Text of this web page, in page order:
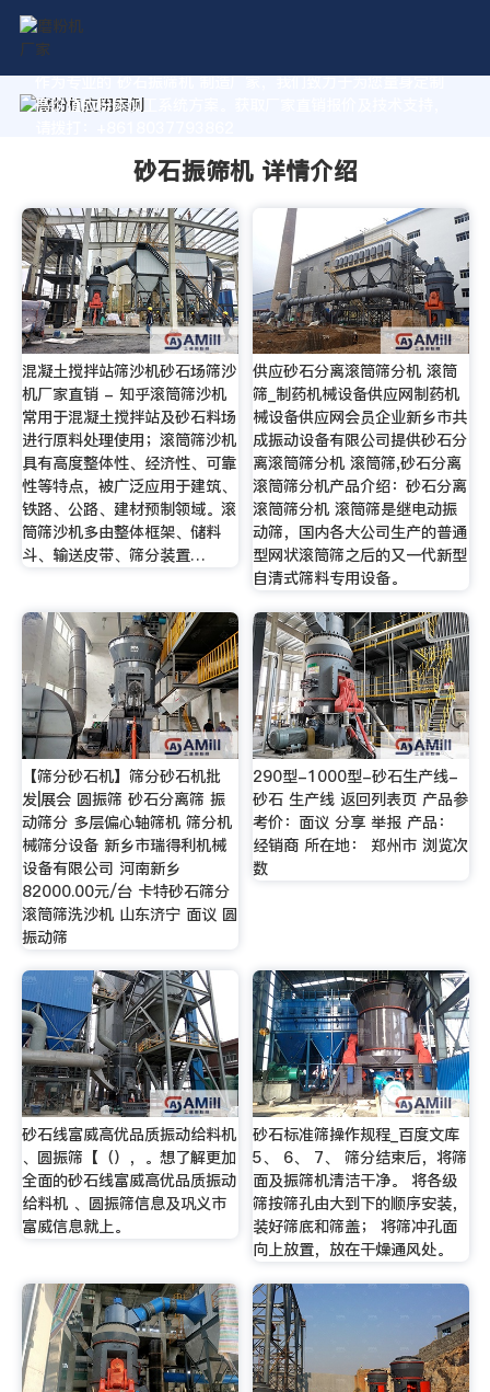
作为专业的 砂石振筛机 制造厂家，我们致力于为您量身定制
高价值的粉体加工系统方案。获取厂家直销报价及技术支持，
砂石振筛机 详情介绍
混凝土搅拌站筛沙机砂石场筛沙
机厂家直销 - 知乎滚筒筛沙机
常用于混凝土搅拌站及砂石料场
进行原料处理使用；滚筒筛沙机
具有高度整体性、经济性、可靠
性等特点，被广泛应用于建筑、
铁路、公路、建材预制领域。滚
筒筛沙机多由整体框架、储料
斗、输送皮带、筛分装置…
供应砂石分离滚筒筛分机 滚筒
筛_制药机械设备供应网制药机
械设备供应网会员企业新乡市共
成振动设备有限公司提供砂石分
离滚筒筛分机 滚筒筛,砂石分离
滚筒筛分机产品介绍：砂石分离
滚筒筛分机 滚筒筛是继电动振
动筛，国内各大公司生产的普通
型网状滚筒筛之后的又一代新型
自清式筛料专用设备 。
【筛分砂石机】筛分砂石机批
发|展会 圆振筛 砂石分离筛 振
动筛分 多层偏心轴筛机 筛分机
械筛分设备 新乡市瑞得利机械
设备有限公司 河南新乡
82000.00元/台 卡特砂石筛分
滚筒筛洗沙机 山东济宁 面议 圆
振动筛
290型-1000型-砂石生产线-
砂石 生产线 返回列表页 产品参
考价：面议 分享 举报 产品：
经销商 所在地： 郑州市 浏览次
数
砂石线富威高优品质振动给料机
、圆振筛【（），。想了解更加
全面的砂石线富威高优品质振动
给料机 、圆振筛信息及巩义市
富威信息就上。
砂石标准筛操作规程_百度文库
5、 6、 7、 筛分结束后，将筛
面及振筛机清洁干净。 将各级
筛按筛孔由大到下的顺序安装，
装好筛底和筛盖； 将筛冲孔面
向上放置，放在干燥通风处。